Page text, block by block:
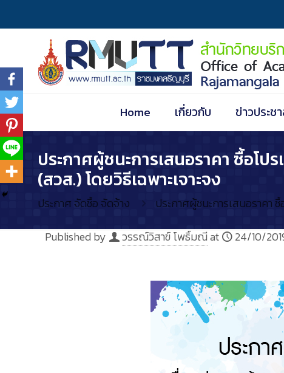
Home เกี่ยวกับ ข่าวประช
ประกาศผู้ชนะการเสนอราคา ซื้อโ
(สวส.) โดยวิธีเฉพาะเจาะจง
ประกาศ จัดซื้อ จัดจ้าง ประกาศผู้ชนะการเสนอราคา
Published by วรรณ์วิสาข์ โพธิ์มณีat 24/10/